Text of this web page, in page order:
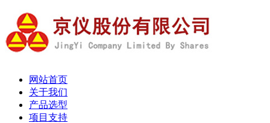
网站首页
关于我们
产品选型
项目支持